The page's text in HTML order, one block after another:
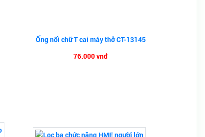
Ống nối chữ T cai máy thở CT-13145
76.000 vnđ